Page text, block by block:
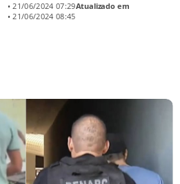
• 21/06/2024 07:29Atualizado em
• 21/06/2024 08:45